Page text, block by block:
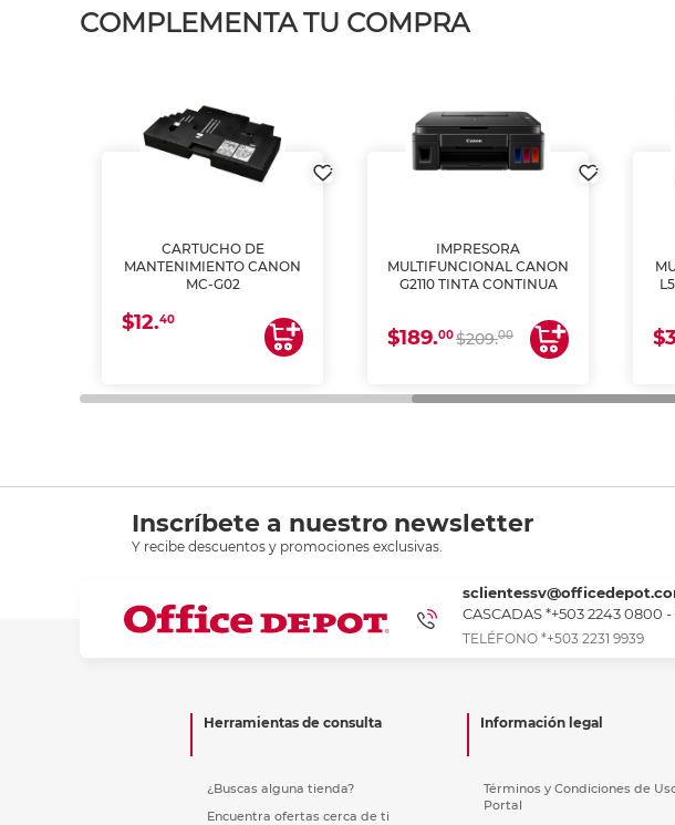
COMPLEMENTA TU COMPRA
CARTUCHO DE
MANTENIMIENTO CANON
MC-G02
$12.40
IMPRESORA
MULTIFUNCIONAL CANON
G2110 TINTA CONTINUA
$189.00$209.00
Inscríbete a nuestro newsletter
Y recibe descuentos y promociones exclusivas.
CASCADAS *+503 2243 0800 -
TELÉFONO *+503 2231 9939
Herramientas de consulta
¿Buscas alguna tienda?
Encuentra ofertas cerca de ti
Información legal
Términos y Condiciones de
Portal